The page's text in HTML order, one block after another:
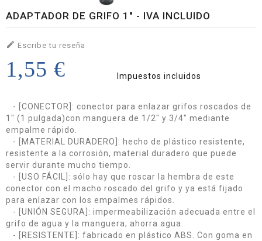
ADAPTADOR DE GRIFO 1" - IVA INCLUIDO
 Escribe tu reseña
1,55 € Impuestos incluidos
- [CONECTOR]: conector para enlazar grifos roscados de
1" (1 pulgada)con manguera de 1/2" y 3/4" mediante
empalme rápido.
- [MATERIAL DURADERO]: hecho de plástico resistente,
resistente a la corrosión, material duradero que puede
servir durante mucho tiempo.
- [USO FÁCIL]: sólo hay que roscar la hembra de este
conector con el macho roscado del grifo y ya está fijado
para enlazar con los empalmes rápidos.
- [UNIÓN SEGURA]: impermeabilización adecuada entre el
grifo de agua y la manguera; ahorra agua.
- [RESISTENTE]: fabricado en plástico ABS. Con goma en